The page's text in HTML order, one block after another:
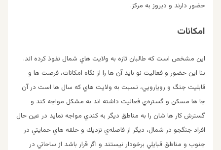
حضور دارند و ديروز به مركز.
امكانات
اين مشخص است كه طالبان تازه به ولايت هاي شمال نفوذ كرده اند.
بنا اين حضور و فعاليت نو بايد آن ها را از نگاه امكانات، فرصت ها و
قابليت جنگ و رويارويي، نسبت به ولايت هاي كه سال ها است در آن
جا ها مسكن و گستره‌ي فعاليت داشته اند به مشكل مواجه كند و
گسترش كار ها شان را به مناطق ديگر به كندي مواجه نمايد در عين حال
افراد جنگجو در شمال، ديگر از فاصله‌ي نزديك و حلقه هاي حمايتي در
جنوب و مناطق قبايلي برخودار نيستند و اگر قرار باشد از ساحاتي در